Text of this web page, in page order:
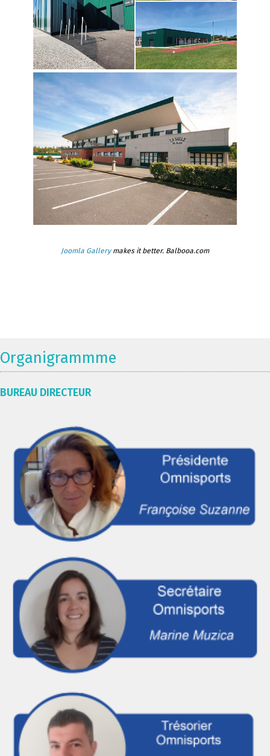
Joomla Gallerymakes it better. Balbooa.com
Organigrammme
BUREAU DIRECTEUR